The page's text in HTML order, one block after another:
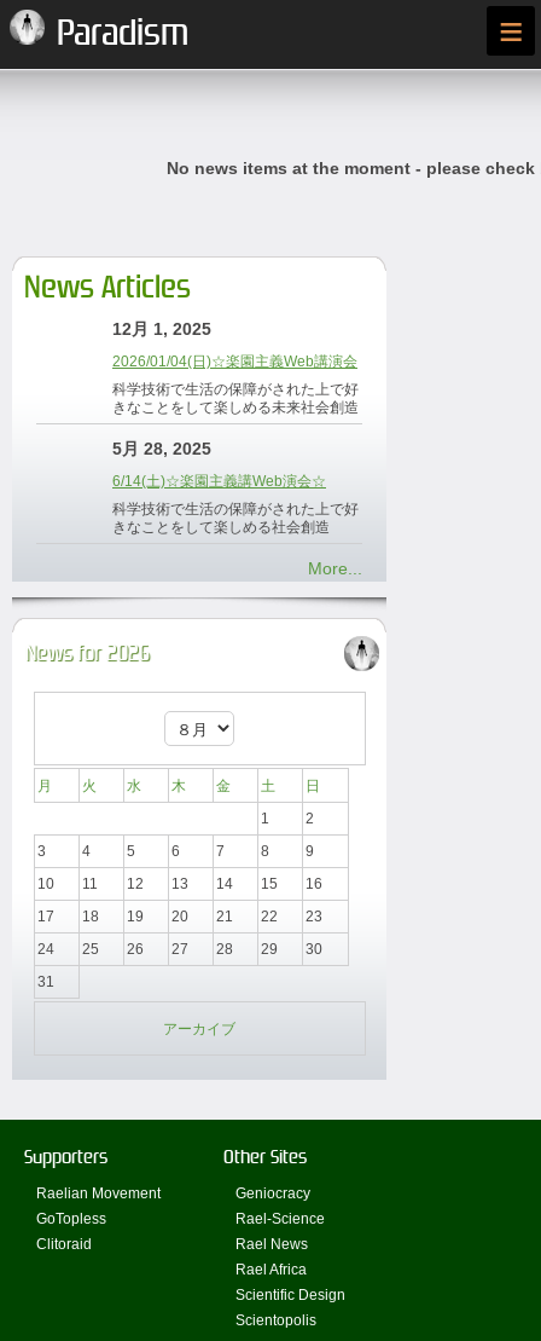
Paradism ≡
No news items at the moment - please
News Articles
12月 1, 2025
2026/01/04(日)☆楽園主義Web講演会
科学技術で生活の保障がされた上で好
きなことをして楽しめる未来社会創造
5月 28, 2025
6/14(土)☆楽園主義講Web演会☆
科学技術で生活の保障がされた上で好
きなことをして楽しめる社会創造
More...
News for 2026
月 火 水 木 金 土
日
1
2
3
4 5 6 7 8
9
10
11 12 13 14 15
16
17
18 19 20 21 22
23
24
25 26 27 28 29
30
31
アーカイブ
Supporters
Raelian Movement
GoTopless
Clitoraid
Other Sites
Geniocracy
Rael-Science
Rael News
Rael Africa
Scientific Design
Scientopolis